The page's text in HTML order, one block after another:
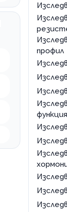
Руен
профил
функция